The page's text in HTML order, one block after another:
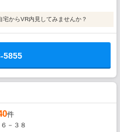
からVR内見してみませんか？
5855
件
－３８